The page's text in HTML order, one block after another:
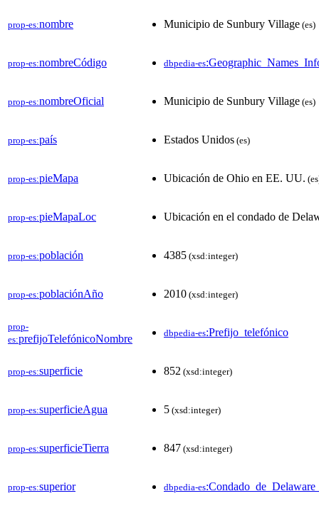
prop-es:nombre Municipio de Sunbury Village (es)
prop-es:nombreCódigo dbpedia-es
prop-es:nombreOficial Municipio de Sunbury Village (es)
prop-es:país Estados Unidos (es)
prop-es:pieMapa Ubicación de Ohio en EE. UU.
prop-es:pieMapaLoc Ubicación en el condado de
prop-es:población 4385 (xsd:integer)
prop-es:poblaciónAño 2010 (xsd:integer)
prop-
es:prefijoTelefónicoNombre dbpedia-es:Prefijo_telefónico
prop-es:superficie 852 (xsd:integer)
prop-es:superficieAgua 5 (xsd:integer)
prop-es:superficieTierra 847 (xsd:integer)
prop-es:superior dbpedia-es